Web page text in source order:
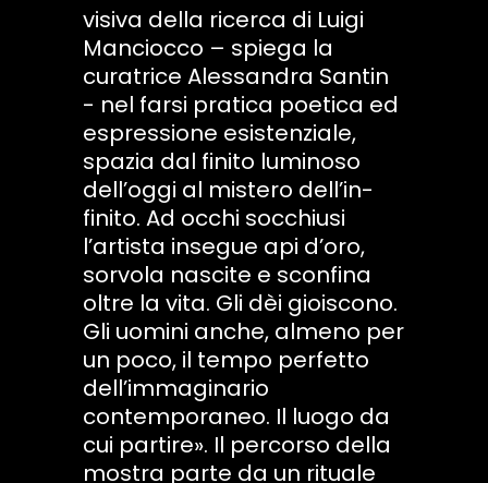
visiva della ricerca di Luigi
Manciocco – spiega la
curatrice Alessandra Santin
- nel farsi pratica poetica ed
espressione esistenziale,
spazia dal finito luminoso
dell’oggi al mistero dell’in-
finito. Ad occhi socchiusi
l’artista insegue api d’oro,
sorvola nascite e sconfina
oltre la vita. Gli dèi gioiscono.
Gli uomini anche, almeno per
un poco, il tempo perfetto
dell’immaginario
contemporaneo. Il luogo da
cui partire». Il percorso della
mostra parte da un rituale